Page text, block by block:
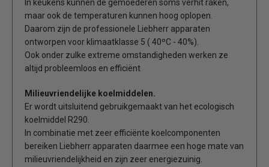
In keukens kunnen de gemoederen soms verhit raken,
maar ook de temperaturen kunnen hoog oplopen.
Daarom zijn de professionele Liebherr apparaten
ontworpen voor klimaatklasse 5 ( 40ºC - 40%).
Ook onder zulke extreme omstandigheden werken ze
altijd probleemloos en efficiënt
Milieuvriendelijke koelmiddelen.
Er wordt uitsluitend gebruikgemaakt van het ecologisch
koelmiddel R290.
In combinatie met zeer efficiënte koelcomponenten
bereiken Liebherr apparaten daarmee een hoge mate van
milieuvriendelijkheid en zijn zeer energiezuinig.